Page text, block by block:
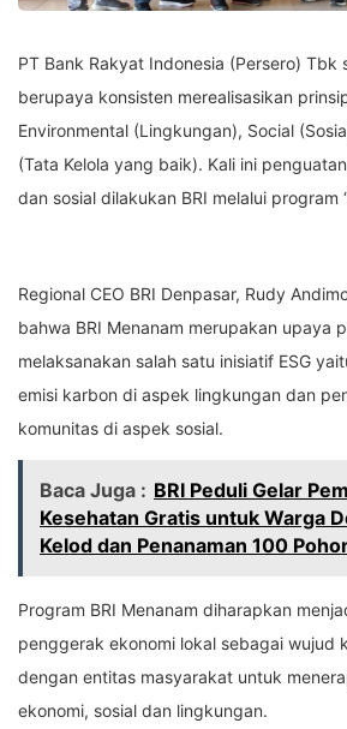
PT Bank Rakyat Indonesia (Persero) Tbk
berupaya konsisten merealisasikan
Environmental (Lingkungan), Social
(Tata Kelola yang baik). Kali ini
dan sosial dilakukan BRI melalui program
Regional CEO BRI Denpasar, Rudy
bahwa BRI Menanam merupakan upaya
melaksanakan salah satu inisiatif ESG
emisi karbon di aspek lingkungan dan
komunitas di aspek sosial.
Baca Juga : BRI Peduli Gelar
Kesehatan Gratis untuk Warga
Kelod dan Penanaman 100
Program BRI Menanam diharapkan
penggerak ekonomi lokal sebagai wujud
dengan entitas masyarakat untuk
ekonomi, sosial dan lingkungan.